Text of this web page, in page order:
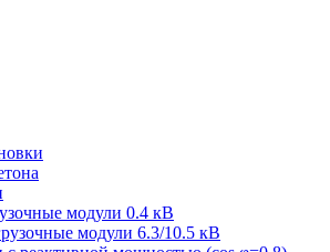
модули 0.4 кВ
модули 6.3/10.5 кВ